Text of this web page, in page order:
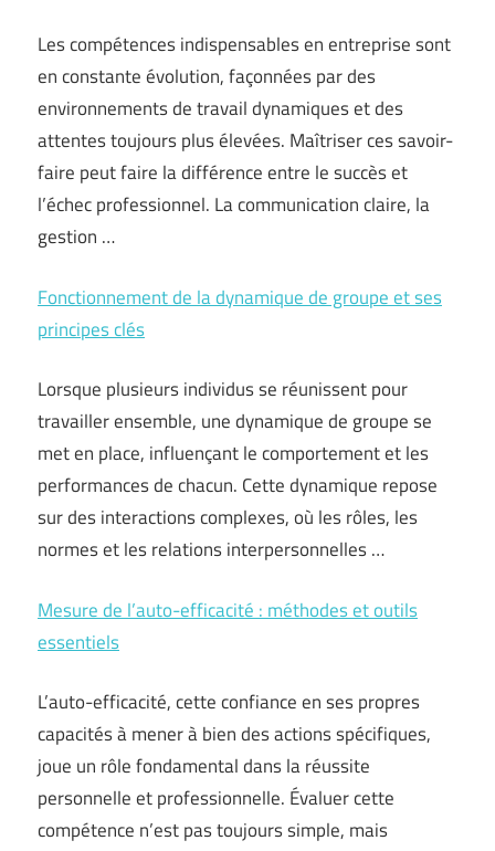
Les compétences indispensables en entreprise sont
en constante évolution, façonnées par des
environnements de travail dynamiques et des
attentes toujours plus élevées. Maîtriser ces savoir-
faire peut faire la différence entre le succès et
l’échec professionnel. La communication claire, la
gestion …
Fonctionnement de la dynamique de groupe et ses
principes clés
Lorsque plusieurs individus se réunissent pour
travailler ensemble, une dynamique de groupe se
met en place, influençant le comportement et les
performances de chacun. Cette dynamique repose
sur des interactions complexes, où les rôles, les
normes et les relations interpersonnelles …
Mesure de l’auto-efficacité : méthodes et outils
essentiels
L’auto-efficacité, cette confiance en ses propres
capacités à mener à bien des actions spécifiques,
joue un rôle fondamental dans la réussite
personnelle et professionnelle. Évaluer cette
compétence n’est pas toujours simple, mais